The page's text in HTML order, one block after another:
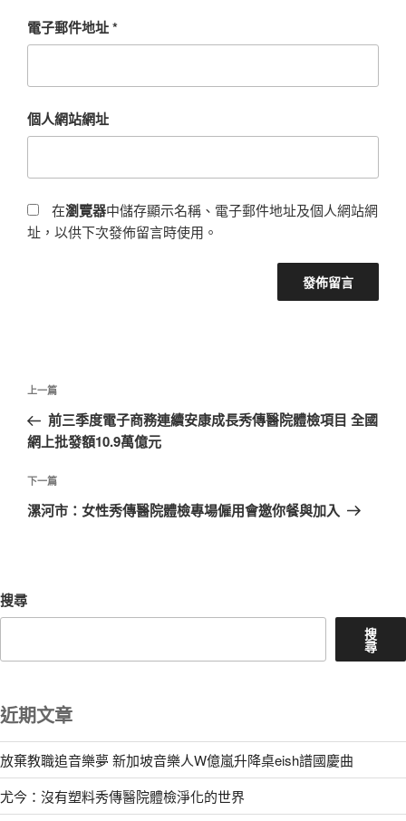
電子郵件地址*
個人網站網址
在瀏覽器中儲存顯示名稱、電子郵件地址及個人網站網
址，以供下次發佈留言時使用。
文
導
覽
上
一
篇
章
上一篇
前三季度電子商務連續安康成長秀傳醫院體檢項目 全國
網上批發額10.9萬億元
下
一
下一篇
漯河市：女性秀傳醫院體檢專場僱用會邀你餐與加入
搜尋
搜
尋
近期文章
放棄教職追音樂夢 新加坡音樂人W億嵐升降桌eish譜國慶曲
尤今：沒有塑料秀傳醫院體檢淨化的世界